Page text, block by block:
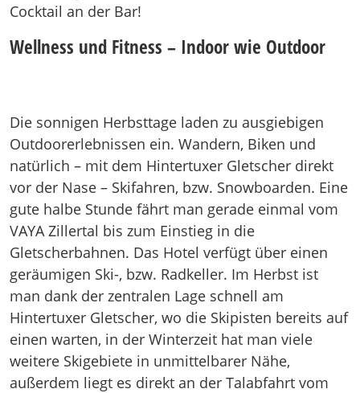
Cocktail an der Bar!
Wellness und Fitness – Indoor wie Outdoor
Die sonnigen Herbsttage laden zu ausgiebigen
Outdoorerlebnissen ein. Wandern, Biken und
natürlich – mit dem Hintertuxer Gletscher direkt
vor der Nase – Skifahren, bzw. Snowboarden. Eine
gute halbe Stunde fährt man gerade einmal vom
VAYA Zillertal bis zum Einstieg in die
Gletscherbahnen. Das Hotel verfügt über einen
geräumigen Ski-, bzw. Radkeller. Im Herbst ist
man dank der zentralen Lage schnell am
Hintertuxer Gletscher, wo die Skipisten bereits auf
einen warten, in der Winterzeit hat man viele
weitere Skigebiete in unmittelbarer Nähe,
außerdem liegt es direkt an der Talabfahrt vom